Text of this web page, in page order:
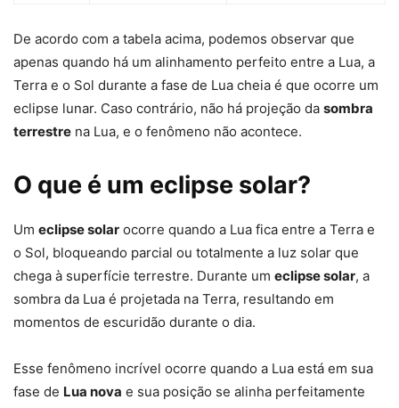
De acordo com a tabela acima, podemos observar que
apenas quando há um alinhamento perfeito entre a Lua, a
Terra e o Sol durante a fase de Lua cheia é que ocorre um
eclipse lunar. Caso contrário, não há projeção da sombra
terrestre na Lua, e o fenômeno não acontece.
O que é um eclipse solar?
Um eclipse solar ocorre quando a Lua fica entre a Terra e
o Sol, bloqueando parcial ou totalmente a luz solar que
chega à superfície terrestre. Durante um eclipse solar, a
sombra da Lua é projetada na Terra, resultando em
momentos de escuridão durante o dia.
Esse fenômeno incrível ocorre quando a Lua está em sua
fase de Lua nova e sua posição se alinha perfeitamente